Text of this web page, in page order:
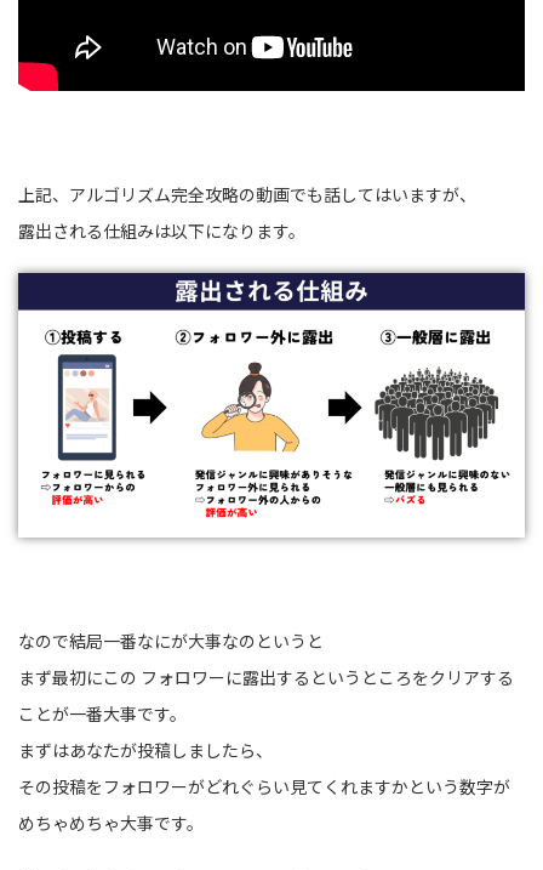
上記、アルゴリズム完全攻略の動画でも話してはいますが、
露出される仕組みは以下になります。
なので結局一番なにが大事なのというと
まず最初にこの フォロワーに露出するというところをクリアする
ことが一番大事です。
まずはあなたが投稿しましたら、
その投稿をフォロワーがどれぐらい見てくれますかという数字が
めちゃめちゃ大事です。